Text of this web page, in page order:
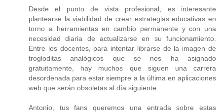
Desde el punto de vista profesional, es interesante
plantearse la viabilidad de crear estrategias educativas en
torno a herramientas en cambio permanente y con una
necesidad diaria de actualizarse en su funcionamiento.
Entre los docentes, para intentar librarse de la imagen de
trogloditas analógicos que se nos ha asignado
gratuitamente, hay muchos que siguen una carrera
desordenada para estar siempre a la última en aplicaciones
web que serán obsoletas al día siguiente.
Antonio, tus fans queremos una entrada sobre estas